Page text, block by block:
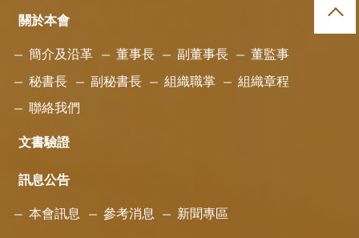
關於本會
簡介及沿革 董事長 副董事長 董監事
秘書長 副秘書長 組織職掌 組織章程
聯絡我們
文書驗證
訊息公告
本會訊息 參考消息 新聞專區